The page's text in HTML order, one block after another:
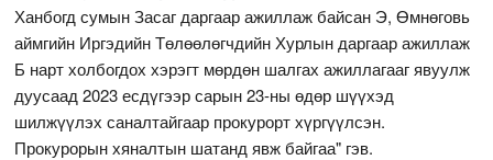
Ханбогд сумын Засаг даргаар ажиллаж байсан Э, Өмнөговь
аймгийн Иргэдийн Төлөөлөгчдийн Хурлын даргаар ажиллаж
Б нарт холбогдох хэрэгт мөрдөн шалгах ажиллагааг явуулж
дуусаад 2023 есдүгээр сарын 23-ны өдөр шүүхэд
шилжүүлэх саналтайгаар прокурорт хүргүүлсэн.
Прокурорын хяналтын шатанд явж байгаа" гэв.